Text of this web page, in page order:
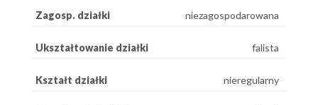
Zagosp. działki niezagospodarowana
Ukształtowanie działki falista
Kształt działki nieregularny